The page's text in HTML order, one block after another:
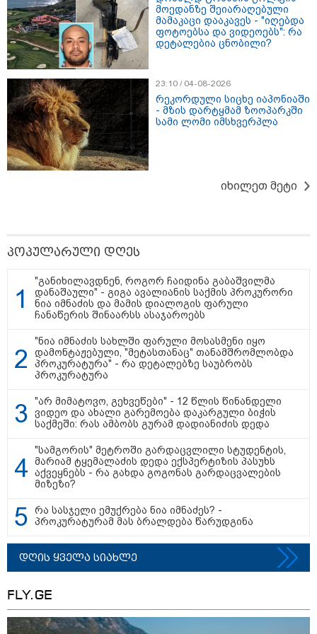
თბილისი - ანტალია 944.80
ლარიდან
თბილისი - ჰერაკლიონი 1788.90
ლარიდან
თბილისი - ბუდაპეშტი 1328.20
თბილისი - რომი 894.40 ლარიდან
მნიშვნელოვანი ინფორმაცია
11:13 / 05-08-2026
Hisense წარმოგიდგენთ გზავნილს "ინოვაციები
მსოფლიო ჩემპიონატზე™
მოედანზე შეიარაღებული
მამაკაცი დააკავეს - "იღებდა
ფოტოებსა და ვიდეოებს": რა
დეტალებია ცნობილი?
23:10 / 04-08-2026
რეკორდული სიცხე იაპონიაში
- მზის დარტყმამ ზოოპარკში
სამი ლომი იმსხვერპლა
იხილეთ მეტი
პოპულარული დღეს
"განიხილავდნენ, როგორ ჩაიდინა გაბაშვილმა
დანაშაული" - გიგა ავალიანის საქმის პროკურორი
ნია იმნაძის და მამის დიალოგის ფარული
ჩანაწერის შინაარსს ასაჯაროებს
"ნია იმნაძის სახლში ფარული მოსასმენი იყო
დამონტაჟებული, "მეტასთანაც" თანამშრომლობდა
პროკურატურა" - რა დეტალებზე საუბრობს
პროკურატურა
"არ მიმატოვო, გეხვეწები" - 12 წლის წინანდელი
ვიდეო და ახალი გარემოება დაკარგული ბიჭის
საქმეში: რას ამბობს გურამ დადიანიძის დედა
"სამგორის" მეტროში გარდაცვლილი სტუდენტის,
მარიამ ტყემალაძის დედა ექსპერტიზის პასუხს
აქვეყნებს - რა გახდა გოგონას გარდაცვალების
მიზეზი?
რა სასჯელი ემუქრება ნია იმნაძეს? -
პროკურატურამ მას ბრალდება წარუდგინა
დღის ყველა სიახლე
FLY.GE